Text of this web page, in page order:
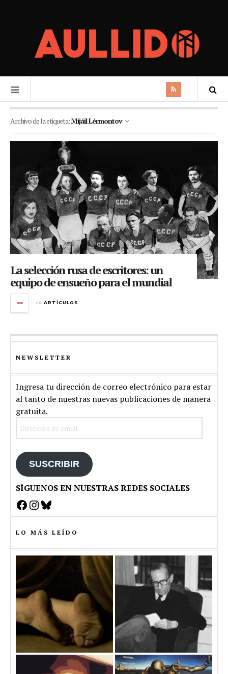
Archivo de la etiqueta:Mijáil Lérmontov
La selección rusa de escritores: un
equipo de ensueño para el mundial
en ARTÍCULOS
NEWSLETTER
Ingresa tu dirección de correo electrónico para estar
al tanto de nuestras nuevas publicaciones de manera
gratuita.
SUSCRIBIR
SÍGUENOS EN NUESTRAS REDES SOCIALES
Facebook
Instagram
Bluesky
LO MÁS LEÍDO